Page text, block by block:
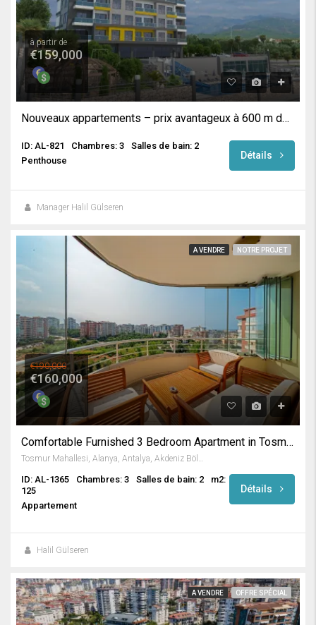
à partir de
€159,000
Nouveaux appartements – prix avantageux à 600 m de la plage à Mahmutlar, Alanya
ID: AL-821 Chambres: 3
Salles de bain: 2
Penthouse
Détails
Manager Halil Gülseren
A VENDRE NOTRE PROJET
€190,000
€160,000
Comfortable Furnished 3 Bedroom Apartment in Tosmur / Alanya
Tosmur Mahallesi, Alanya, Antalya, Akdeniz Bölgesi, Türkiye
ID: AL-1365 Chambres: 3 Salles de bain: 2
m2:
125
Appartement
Détails
Halil Gülseren
A VENDRE OFFRE SPÉCIAL